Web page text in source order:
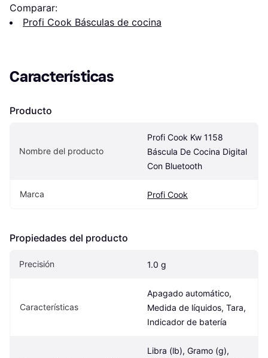
Comparar:
Profi Cook Básculas de cocina
Características
Producto
Nombre del producto
Profi Cook Kw 1158
Báscula De Cocina Digital
Con Bluetooth
Marca Profi Cook
Propiedades del producto
Precisión 1.0 g
Características
Apagado automático,
Medida de líquidos, Tara,
Indicador de batería
Libra (lb), Gramo (g),